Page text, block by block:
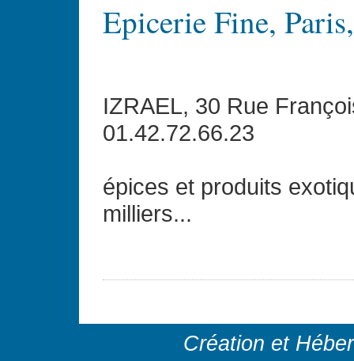
Epicerie Fine,
IZRAEL, 30 Rue
01.42.72.66.23
épices et produits
milliers...
Création et